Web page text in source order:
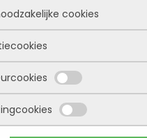
NAAR “570”
cookies
zorgen ervoor dat de
werkt. Ze zijn dus altijd
niet worden uitgezet.
geplaatst als jij iets doet,
een formulier invullen of je
opslaan. Je kunt
dat hij deze cookies
cookies zien we hoe vaak
wordt, waar bezoekers
en welke pagina’s populair
we de website blijven
onthouden jouw
taalkeuze of